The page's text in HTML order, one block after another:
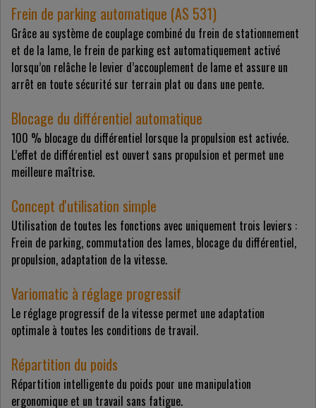
Frein de parking automatique (AS 531)
Grâce au système de couplage combiné du frein de stationnement
et de la lame, le frein de parking est automatiquement activé
lorsqu’on relâche le levier d’accouplement de lame et assure un
arrêt en toute sécurité sur terrain plat ou dans une pente.
Blocage du différentiel automatique
100 % blocage du différentiel lorsque la propulsion est activée.
L’effet de différentiel est ouvert sans propulsion et permet une
meilleure maîtrise.
Concept d'utilisation simple
Utilisation de toutes les fonctions avec uniquement trois leviers :
Frein de parking, commutation des lames, blocage du différentiel,
propulsion, adaptation de la vitesse.
Variomatic à réglage progressif
Le réglage progressif de la vitesse permet une adaptation
optimale à toutes les conditions de travail.
Répartition du poids
Répartition intelligente du poids pour une manipulation
ergonomique et un travail sans fatigue.